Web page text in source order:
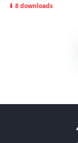
⬇ 8 downloads